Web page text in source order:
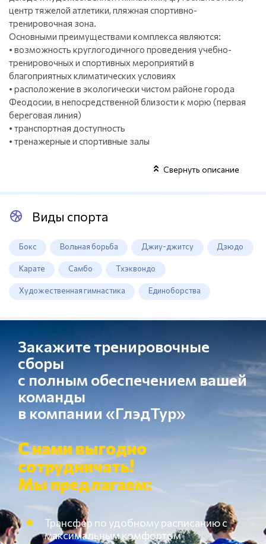
центр тяжелой атлетики, пляжная спортивно-
тренировочная зона.
Основными преимуществами комплекса являются:
• возможность круглогодичного проведения учебно-
тренировочных и спортивных мероприятий в
благоприятных климатических условиях
• расположение в экологически чистом районе города
Феодосии, в непосредственной близости к морю (первая
береговая линия)
• транспортная доступность
• тренажерные и спортивные залы
Свернуть описание
Виды спорта
Бокс Вольная борьба Джиу-джитсу Дзюдо
Карате Самбо Тхэквондо
Художественная гимнастика Единоборства
Закажите тренировочные
сборы
с полным обеспечением вашей
команды
в компании «ГлэдТур»
С нами выгодно
сотрудничать!
Мы предлагаем:
Трансфер по удобному расписанию с
максимальным комфортом